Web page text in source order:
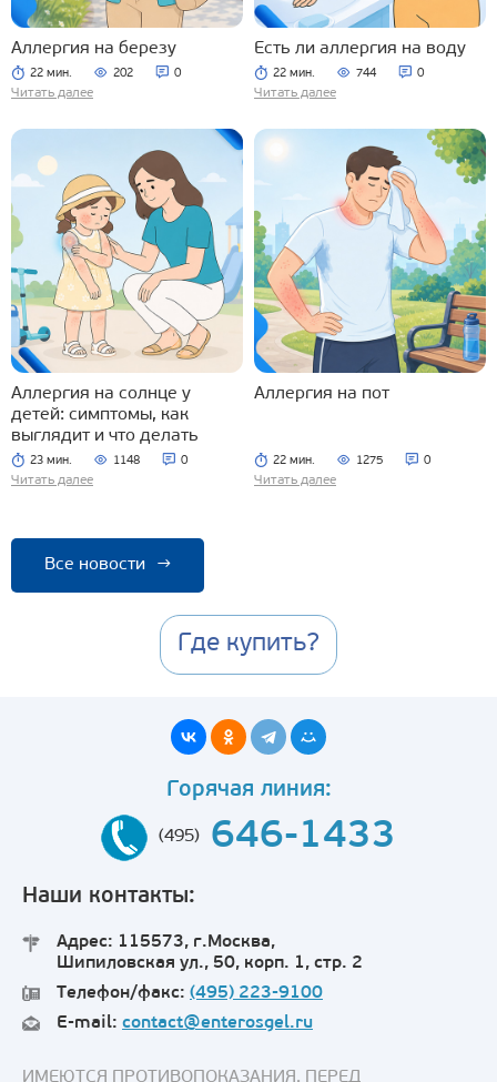
Аллергия на березу
22 мин. 202 0
Читать далее
Есть ли аллергия на воду
22 мин. 744 0
Читать далее
Аллергия на солнце у
детей: симптомы, как
выглядит и что делать
23 мин. 1148 0
Читать далее
Аллергия на пот
22 мин. 1275 0
Читать далее
Все новости →
Где купить?
Горячая линия:
(495) 646-1433
Наши контакты:
Адрес: 115573, г.Москва,
Шипиловская ул., 50, корп. 1, стр. 2
Телефон/факс: (495) 223-9100
E-mail: contact@enterosgel.ru
ИМЕЮТСЯ ПРОТИВОПОКАЗАНИЯ. ПЕРЕД